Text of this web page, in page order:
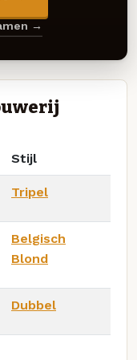
→
Stijl
Tripel
Belgisch
Blond
Dubbel